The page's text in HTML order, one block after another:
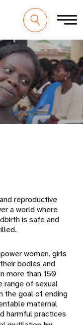
reproductive
a world where
is safe and
women, girls
bodies and
more than 150
range of sexual
the goal of ending
maternal
harmful practices